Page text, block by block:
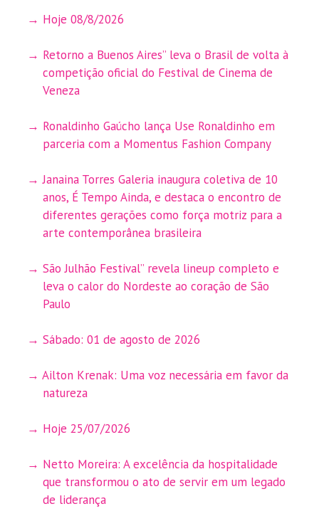
Hoje 08/8/2026
Retorno a Buenos Aires” leva o Brasil de volta à
competição oficial do Festival de Cinema de
Veneza
Ronaldinho Gaúcho lança Use Ronaldinho em
parceria com a Momentus Fashion Company
Janaina Torres Galeria inaugura coletiva de 10
anos, É Tempo Ainda, e destaca o encontro de
diferentes gerações como força motriz para a
arte contemporânea brasileira
São Julhão Festival” revela lineup completo e
leva o calor do Nordeste ao coração de São
Paulo
Sábado: 01 de agosto de 2026
Ailton Krenak: Uma voz necessária em favor da
natureza
Hoje 25/07/2026
Netto Moreira: A excelência da hospitalidade
que transformou o ato de servir em um legado
de liderança